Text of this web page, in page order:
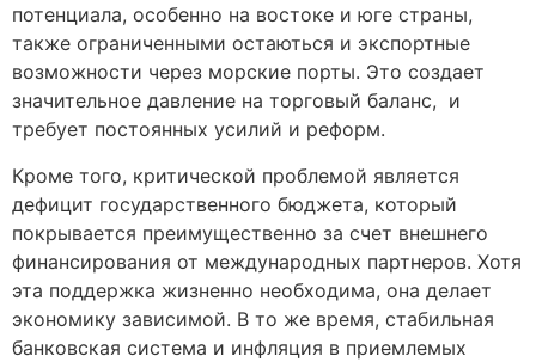
потенциала, особенно на востоке и юге страны,
также ограниченными остаються и экспортные
возможности через морские порты. Это создает
значительное давление на торговый баланс, и
требует постоянных усилий и реформ.
Кроме того, критической проблемой является
дефицит государственного бюджета, который
покрывается преимущественно за счет внешнего
финансирования от международных партнеров. Хотя
эта поддержка жизненно необходима, она делает
экономику зависимой. В то же время, стабильная
банковская система и инфляция в приемлемых